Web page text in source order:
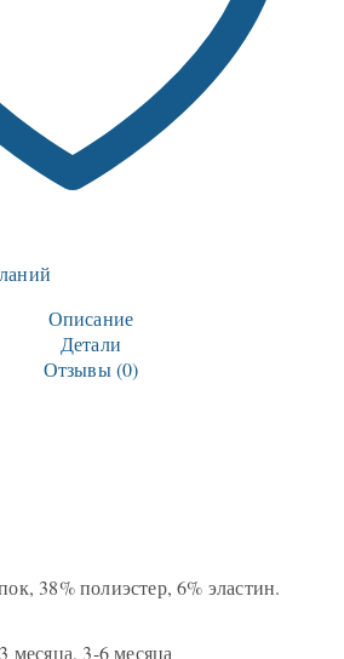
Описание
Детали
Отзывы (0)
38% полиэстер, 6% эластин.
месяца, 3-6 месяца